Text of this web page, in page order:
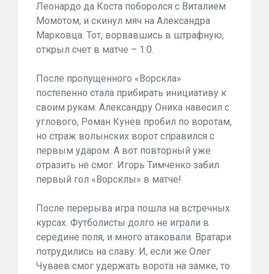
Леонардо да Коста поборолся с Виталием
Момотом, и скинул мяч на Александра
Марковца. Тот, ворвавшись в штрафную,
открыл счет в матче – 1:0.
После пропущенного «Ворскла»
постепенно стала прибирать инициативу к
своим рукам. Александру Оника навесил с
углового, Роман Кунев пробил по воротам,
но страж волынских ворот справился с
первым ударом. А вот повторный уже
отразить не смог. Игорь Тимченко забил
первый гол «Ворсклы» в матче!
После перерыва игра пошла на встречных
курсах. Футболисты долго не играли в
середине поля, и много атаковали. Вратари
потрудились на славу. И, если же Олег
Чуваев смог удержать ворота на замке, то